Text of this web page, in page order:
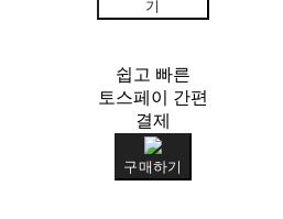
기
쉽고 빠른
토스페이 간편
결제
구매하기